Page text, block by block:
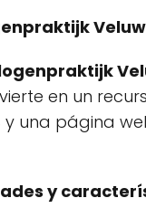
en un
y una página
y